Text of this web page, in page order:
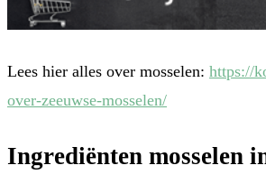
Lees hier alles over mosselen: https://
over-zeeuwse-mosselen/
Ingrediënten mosselen